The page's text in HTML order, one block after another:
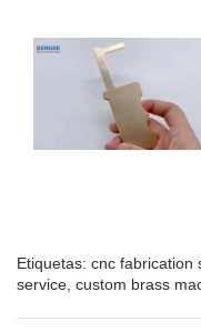
Etiquetas: cnc fabrication
service custom brass